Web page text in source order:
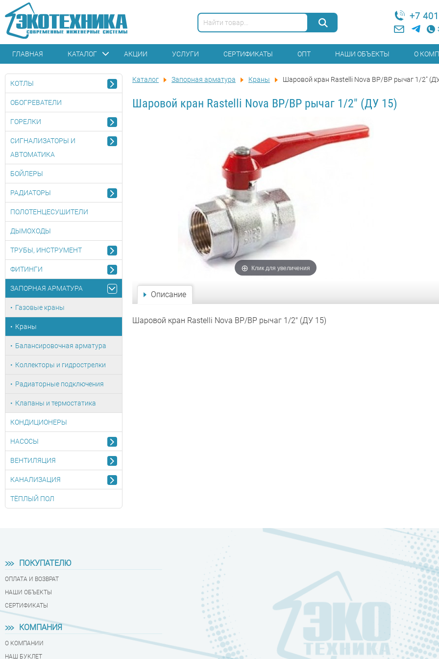
+7
ГЛАВНАЯ КАТАЛОГ АКЦИИ УСЛУГИ СЕРТИФИКАТЫ ОПТ НАШИ ОБЪЕКТЫ О
Каталог Запорная арматура Краны Шаровой кран Rastelli Nova ВР/ВР рычаг 1/2"
Шаровой кран Rastelli Nova ВР/ВР рычаг 1/2" (ДУ 15)
Клик для увеличения
Описание
Шаровой кран Rastelli Nova ВР/ВР рычаг 1/2" (ДУ 15)
КОТЛЫ
ОБОГРЕВАТЕЛИ
ГОРЕЛКИ
СИГНАЛИЗАТОРЫ И
АВТОМАТИКА
БОЙЛЕРЫ
РАДИАТОРЫ
ПОЛОТЕНЦЕСУШИТЕЛИ
ДЫМОХОДЫ
ТРУБЫ, ИНСТРУМЕНТ
ФИТИНГИ
ЗАПОРНАЯ АРМАТУРА
Газовые краны
Краны
Балансировочная арматура
Коллекторы и гидрострелки
Радиаторные подключения
Клапаны и термостатика
КОНДИЦИОНЕРЫ
НАСОСЫ
ВЕНТИЛЯЦИЯ
КАНАЛИЗАЦИЯ
ТЁПЛЫЙ ПОЛ
ПОКУПАТЕЛЮ
ОПЛАТА И ВОЗВРАТ
НАШИ ОБЪЕКТЫ
СЕРТИФИКАТЫ
КОМПАНИЯ
О КОМПАНИИ
НАШ БУКЛЕТ